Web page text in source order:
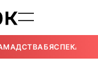
БЯСПЕКА